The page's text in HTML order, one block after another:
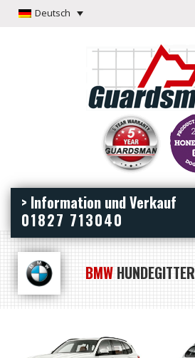
Deutsch
> Information und Verkauf
01827 713040
BMW HUNDEGITTER